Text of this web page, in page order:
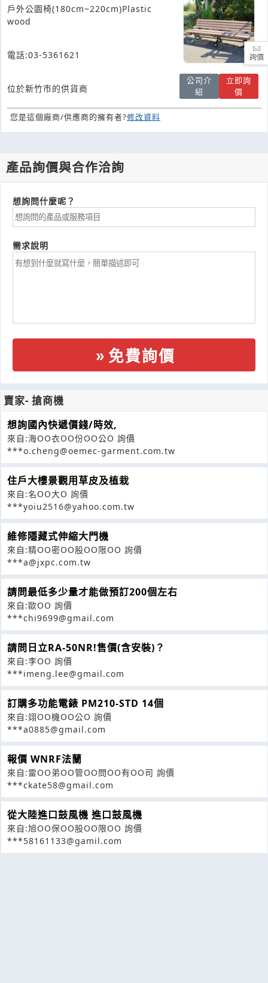
戶外公園椅(180cm~220cm)Plastic
wood
電話:03-5361621
位於新竹市的供貨商
公司介
紹
立即詢
價
您是這個廠商/供應商的擁有者?修改資料
產品詢價與合作洽詢
想詢問什麼呢？
需求說明
免費詢價
賣家- 搶商機
想詢國內快遞價錢/時效,
來自:海OO衣OO份OO公O 詢價
***o.cheng@oemec-garment.com.tw
住戶大樓景觀用草皮及植栽
來自:名OO大O 詢價
***yoiu2516@yahoo.com.tw
維修隱藏式伸縮大門機
來自:精OO密OO股OO限OO 詢價
***a@jxpc.com.tw
請問最低多少量才能做預訂200個左右
來自:歐OO 詢價
***chi9699@gmail.com
請問日立RA-50NR!售價(含安裝)？
來自:李OO 詢價
***imeng.lee@gmail.com
訂購多功能電錶 PM210-STD 14個
來自:翊OO機OO公O 詢價
***a0885@gmail.com
報價 WNRF法蘭
來自:雷OO弟OO管OO問OO有OO司 詢價
***ckate58@gmail.com
從大陸進口鼓風機 進口鼓風機
來自:旭OO保OO股OO限OO 詢價
***58161133@gamil.com
詢價